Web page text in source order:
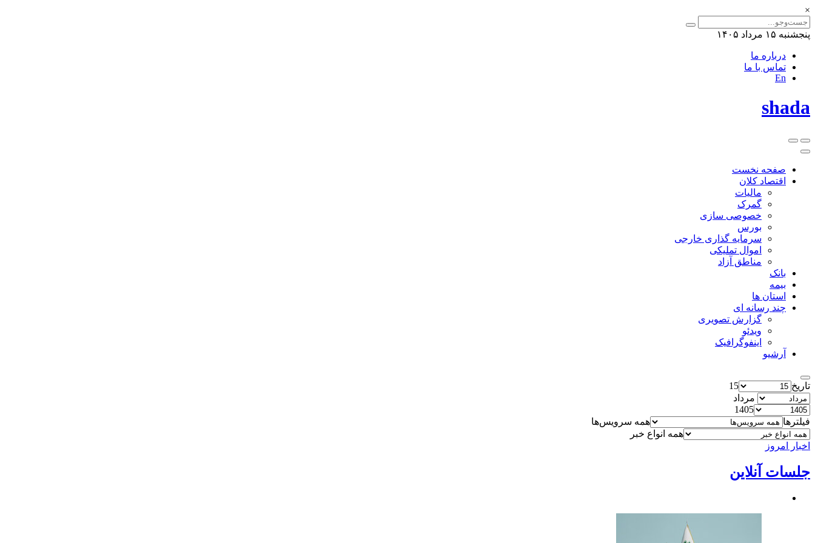
×
پنجشنبه ۱۵ مرداد ۱۴۰۵
درباره ما
تماس با ما
En
shada
صفحه نخست
اقتصاد کلان
مالیات
گمرک
خصوصی سازی
بورس
سرمایه گذاری خارجی
اموال تملیکی
مناطق آزاد
بانک
بیمه
استان ها
چند رسانه ای
گزارش تصویری
ویدئو
اینفوگرافیک
آرشیو
تاریخ
15
مرداد
1405
فیلترها
همه سرویس‌ها
همه انواع خبر
اخبار امروز
جلسات آنلاین